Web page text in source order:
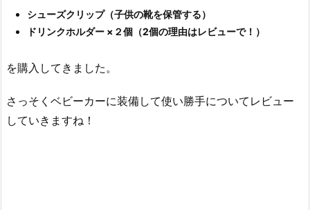
シューズクリップ（子供の靴を保管する）
ドリンクホルダー ×２個（2個の理由はレビューで！）
を購入してきました。
さっそくベビーカーに装備して使い勝手についてレビュー
していきますね！